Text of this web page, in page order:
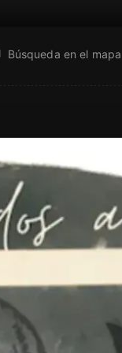
Búsqueda en el mapa